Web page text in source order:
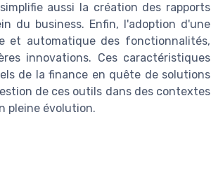
aussi la création des rapports
du business. Enfin, l'adoption d'une
et automatique des fonctionnalités,
innovations. Ces caractéristiques
de la finance en quête de solutions
de ces outils dans des contextes
pleine évolution.